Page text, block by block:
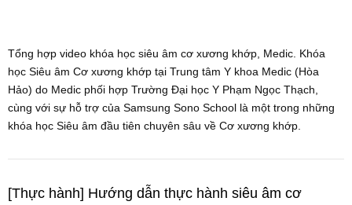
Tổng hợp video khóa học siêu âm cơ xương khớp, Medic. Khóa
học Siêu âm Cơ xương khớp tại Trung tâm Y khoa Medic (Hòa
Hảo) do Medic phối hợp Trường Đại học Y Phạm Ngọc Thạch,
cùng với sự hỗ trợ của Samsung Sono School là một trong những
khóa học Siêu âm đầu tiên chuyên sâu về Cơ xương khớp.
[Thực hành] Hướng dẫn thực hành siêu âm cơ